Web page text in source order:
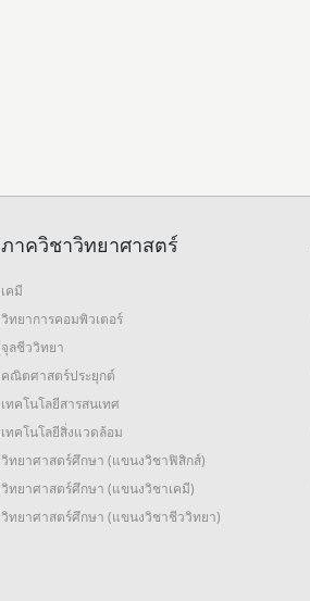
ภาควิชาวิทยาศาสตร์
เคมี
วิทยาการคอมพิวเตอร์
จุลชีววิทยา
คณิตศาสตร์ประยุกต์
เทคโนโลยีสารสนเทศ
เทคโนโลยีสิ่งแวดล้อม
วิทยาศาสตร์ศึกษา (แขนงวิชาฟิสิกส์)
วิทยาศาสตร์ศึกษา (แขนงวิชาเคมี)
วิทยาศาสตร์ศึกษา (แขนงวิชาชีววิทยา)